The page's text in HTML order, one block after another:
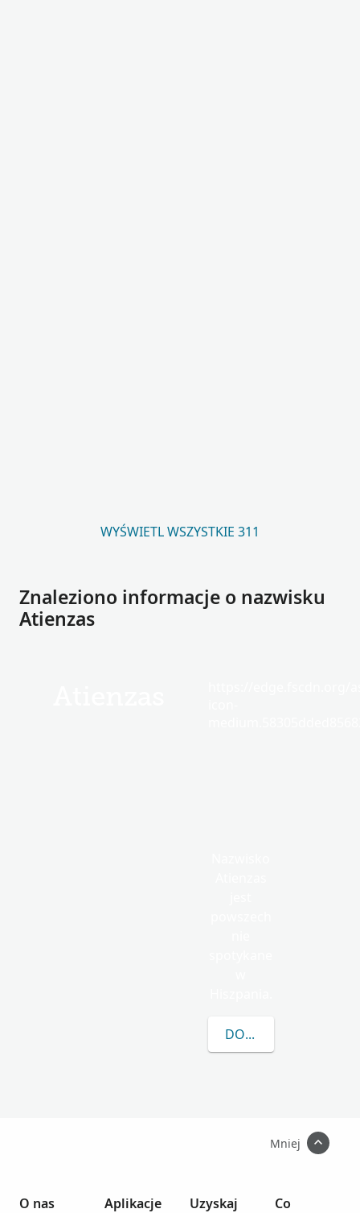
WYŚWIETL WSZYSTKIE 311
Znaleziono informacje o nazwisku
Atienzas
DOWIEDZ SIĘ WIĘCEJ
Mniej
O nas
Aplikacje
Uzyskaj
Co